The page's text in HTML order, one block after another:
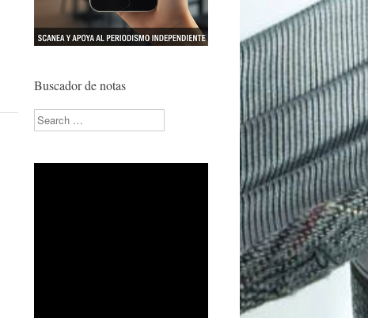
Buscador de notas
Search